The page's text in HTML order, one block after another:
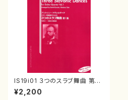
IS19i01 ３つのスラブ舞曲 第１
集（ギター/毛塚功一、佐藤弘和/
楽譜）
¥2,200